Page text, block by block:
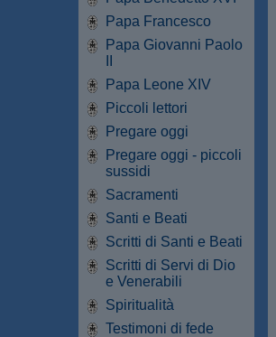
Papa Francesco
Papa Giovanni Paolo
Papa Leone XIV
Piccoli lettori
Pregare oggi
Pregare oggi - piccoli
sussidi
Sacramenti
Santi e Beati
Scritti di Santi e Beati
Scritti di Servi di Dio
e Venerabili
Spiritualità
Testimoni di fede